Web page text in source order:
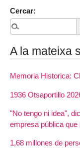
Cercar:
A la mateixa
Memoria Historica:
1936 Otsaportillo
"No tengo ni idea",
empresa pública
1,68 millones de